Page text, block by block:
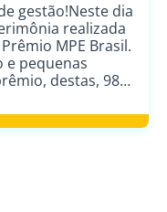
gestão!Neste dia
realizada
MPE Brasil.
e pequenas
destas, 98
comércio,
serviços de […]